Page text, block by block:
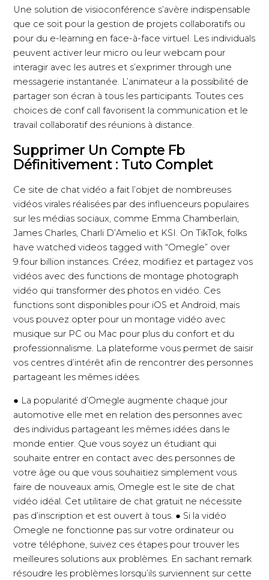
Une solution de visioconférence s’avère indispensable
que ce soit pour la gestion de projets collaboratifs ou
pour du e-learning en face-à-face virtuel. Les individuals
peuvent activer leur micro ou leur webcam pour
interagir avec les autres et s’exprimer through une
messagerie instantanée. L’animateur a la possibilité de
partager son écran à tous les participants. Toutes ces
choices de conf call favorisent la communication et le
travail collaboratif des réunions à distance.
Supprimer Un Compte Fb
Définitivement : Tuto Complet
Ce site de chat vidéo a fait l’objet de nombreuses
vidéos virales réalisées par des influenceurs populaires
sur les médias sociaux, comme Emma Chamberlain,
James Charles, Charli D’Amelio et KSI. On TikTok, folks
have watched videos tagged with “Omegle” over
9.four billion instances. Créez, modifiez et partagez vos
vidéos avec des functions de montage photograph
vidéo qui transformer des photos en vidéo. Ces
functions sont disponibles pour iOS et Android, mais
vous pouvez opter pour un montage vidéo avec
musique sur PC ou Mac pour plus du confort et du
professionnalisme. La plateforme vous permet de saisir
vos centres d’intérêt afin de rencontrer des personnes
partageant les mêmes idées.
● La popularité d’Omegle augmente chaque jour
automotive elle met en relation des personnes avec
des individus partageant les mêmes idées dans le
monde entier. Que vous soyez un étudiant qui
souhaite entrer en contact avec des personnes de
votre âge ou que vous souhaitiez simplement vous
faire de nouveaux amis, Omegle est le site de chat
vidéo idéal. Cet utilitaire de chat gratuit ne nécessite
pas d’inscription et est ouvert à tous. ● Si la vidéo
Omegle ne fonctionne pas sur votre ordinateur ou
votre téléphone, suivez ces étapes pour trouver les
meilleures solutions aux problèmes. En sachant remark
résoudre les problèmes lorsqu’ils surviennent sur cette